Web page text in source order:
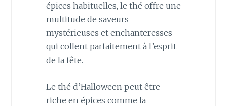
épices habituelles, le thé offre une
multitude de saveurs
mystérieuses et enchanteresses
qui collent parfaitement à l’esprit
de la fête.
Le thé d’Halloween peut être
riche en épices comme la